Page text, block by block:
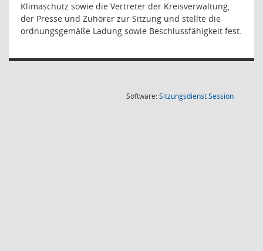
Klimaschutz sowie die Vertreter der Kreisverwaltung,
der Presse und Zuhörer zur Sitzung und stellte die
ordnungsgemäße Ladung sowie Beschlussfähigkeit fest.
Software:SitzungsdienstSession(Wird in